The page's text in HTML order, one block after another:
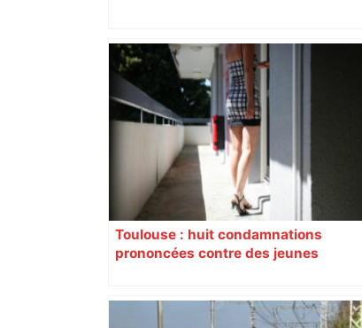
"On a moins chaud" : les cours
végétalisées trouvent tout leur intérêt
avec cette vague de chaleur sur
Toulouse – ici.fr
Toulouse : huit condamnations
prononcées contre des jeunes